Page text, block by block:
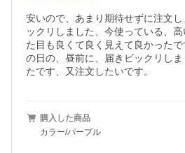
安いので、あまり期待せずに注文
ックリしました、今使っている、
た目も良くて良く見えて良かった
の日の、昼前に、届きビックリし
たです、又注文したいです。
購入した商品
カラー/パープル